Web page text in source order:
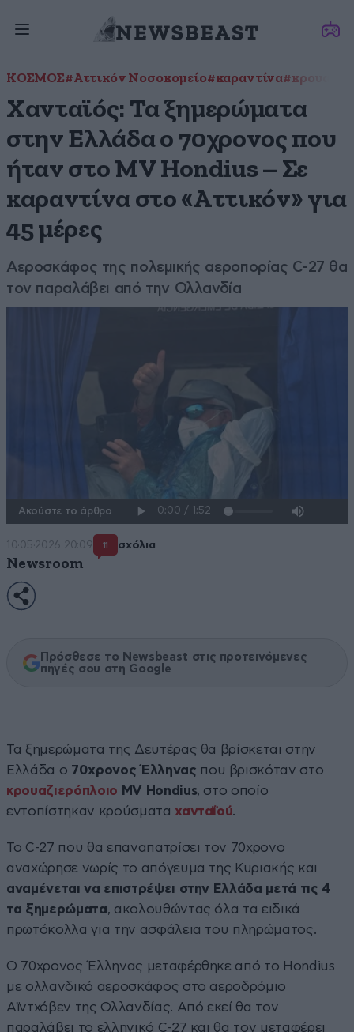
ΚΟΣΜΟΣ#Αττικόν Νοσοκομείο#καραντίνα
Χανταϊός: Τα ξημερώματα
στην Ελλάδα ο 70χρονος που
ήταν στο MV Hondius – Σε
καραντίνα στο «Αττικόν» για
45 μέρες
Αεροσκάφος της πολεμικής αεροπορίας C-27 θα
τον παραλάβει από την Ολλανδία
Ακούστε το άρθρο
10·05·2026 20:09 11 σχόλια
Newsroom
Πρόσθεσε το Newsbeast στις προτεινόμενες
πηγές σου στη Google
Τα ξημερώματα της Δευτέρας θα βρίσκεται στην
Ελλάδα ο 70χρονος Έλληνας που βρισκόταν στο
κρουαζιερόπλοιο MV Hondius, στο οποίο
εντοπίστηκαν κρούσματα χανταΐού.
Το C-27 που θα επαναπατρίσει τον 70χρονο
αναχώρησε νωρίς το απόγευμα της Κυριακής και
αναμένεται να επιστρέψει στην Ελλάδα μετά τις 4
τα ξημερώματα, ακολουθώντας όλα τα ειδικά
πρωτόκολλα για την ασφάλεια του πληρώματος.
Ο 70χρονος Έλληνας μεταφέρθηκε από το Hondius
με ολλανδικό αεροσκάφος στο αεροδρόμιο
Αϊντχόβεν της Ολλανδίας. Από εκεί θα τον
παραλάβει το ελληνικό C-27 και θα τον μεταφέρει